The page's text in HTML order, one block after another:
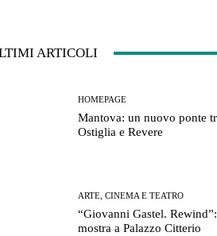
ARTICOLI
HOMEPAGE
Mantova: un nuovo ponte
Ostiglia e Revere
ARTE, CINEMA E TEATRO
“Giovanni Gastel.
mostra a Palazzo Citterio